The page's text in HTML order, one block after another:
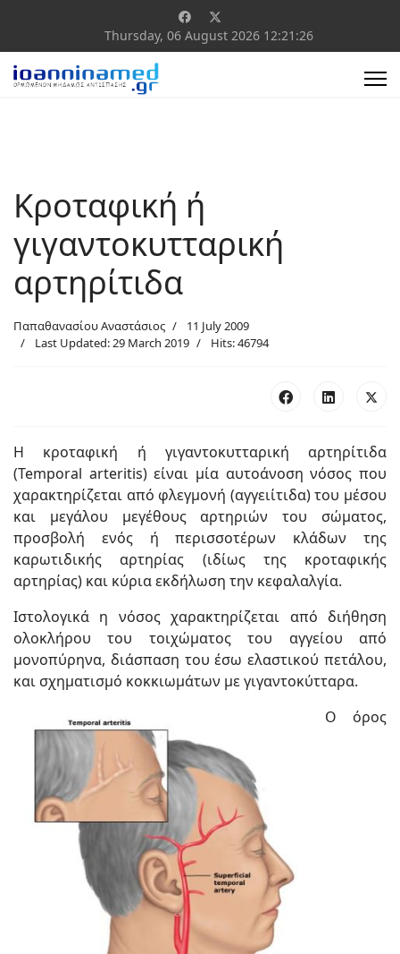
Thursday, 06 August 2026 12:21:27
Κροταφική ή
γιγαντοκυτταρική
αρτηρίτιδα
Παπαθανασίου Αναστάσιος
11 July 2009
Last Updated: 29 March 2019
Hits: 46794
Η κροταφική ή γιγαντοκυτταρική αρτηρίτιδα
(Temporal arteritis) είναι μία αυτοάνοση νόσος που
χαρακτηρίζεται από φλεγμονή (αγγειίτιδα) του μέσου
και μεγάλου μεγέθους αρτηριών του σώματος,
προσβολή ενός ή περισσοτέρων κλάδων της
καρωτιδικής αρτηρίας (ιδίως της κροταφικής
αρτηρίας) και κύρια εκδήλωση την κεφαλαλγία.
Ιστολογικά η νόσος χαρακτηρίζεται από διήθηση
ολοκλήρου του τοιχώματος του αγγείου από
μονοπύρηνα, διάσπαση του έσω ελαστικού πετάλου,
και σχηματισμό κοκκιωμάτων με γιγαντοκύτταρα.
Ο όρος